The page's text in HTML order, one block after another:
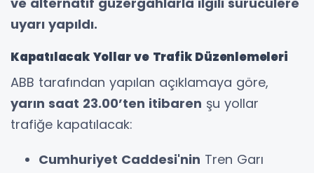
uyarı yapıldı.
Kapatılacak Yollar ve Trafik Düzenlemeleri
ABB tarafından yapılan açıklamaya göre,
yarın saat 23.00’ten itibaren şu yollar
trafiğe kapatılacak:
Cumhuriyet Caddesi'nin Tren Garı